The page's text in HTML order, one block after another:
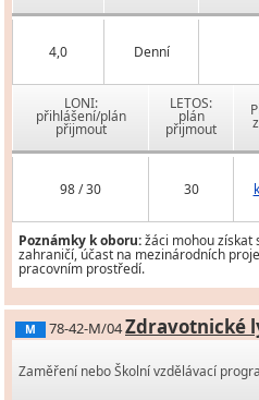
4,0 Denní
LONI:
přihlášení/plán
přijmout
LETOS:
plán
přijmout
98 / 30 30
Poznámky k oboru:žáci mohou získat
zahraničí, účast na mezinárodních
pracovním prostředí.
M 78-42-M/04Zdravotnické
Zaměření nebo Školní vzdělávací